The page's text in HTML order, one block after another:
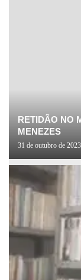
RETIDÃO NO
MENEZES
31 de outubro de 2023